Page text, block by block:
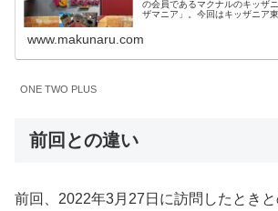
の会員であるマクナルのキッザ
ザマニア」。今回はキッザニア
とメリットデメリットを私見を
www.makunaru.com
ONE TWO PLUS
前回との違い
前回、2022年3月27日に訪問したとき